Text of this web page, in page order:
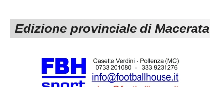
Carica la tua Rosa
1^ CATEGORIA
3^ CATEGORIA
Edizione provinciale di Macerata